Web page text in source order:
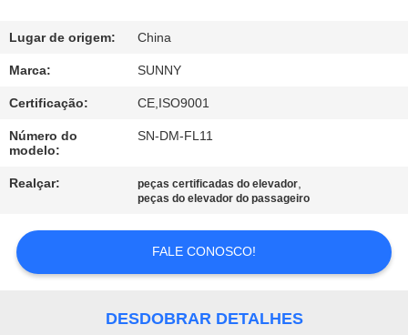
DA
QUALIDADE
CONTACTE-
NOS
CITAÇÕES
Lugar de origem: China
Marca: SUNNY
Certificação: CE,ISO9001
Número do
modelo:
SN-DM-FL11
Realçar: peças certificadas do elevador,
peças do elevador do passageiro
FALE CONOSCO!
DESDOBRAR DETALHES